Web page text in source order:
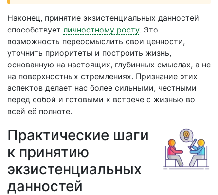
Наконец, принятие экзистенциальных данностей
способствует личностному росту. Это
возможность переосмыслить свои ценности,
уточнить приоритеты и построить жизнь,
основанную на настоящих, глубинных смыслах, а не
на поверхностных стремлениях. Признание этих
аспектов делает нас более сильными, честными
перед собой и готовыми к встрече с жизнью во
всей её полноте.
Практические шаги
к принятию
экзистенциальных
данностей